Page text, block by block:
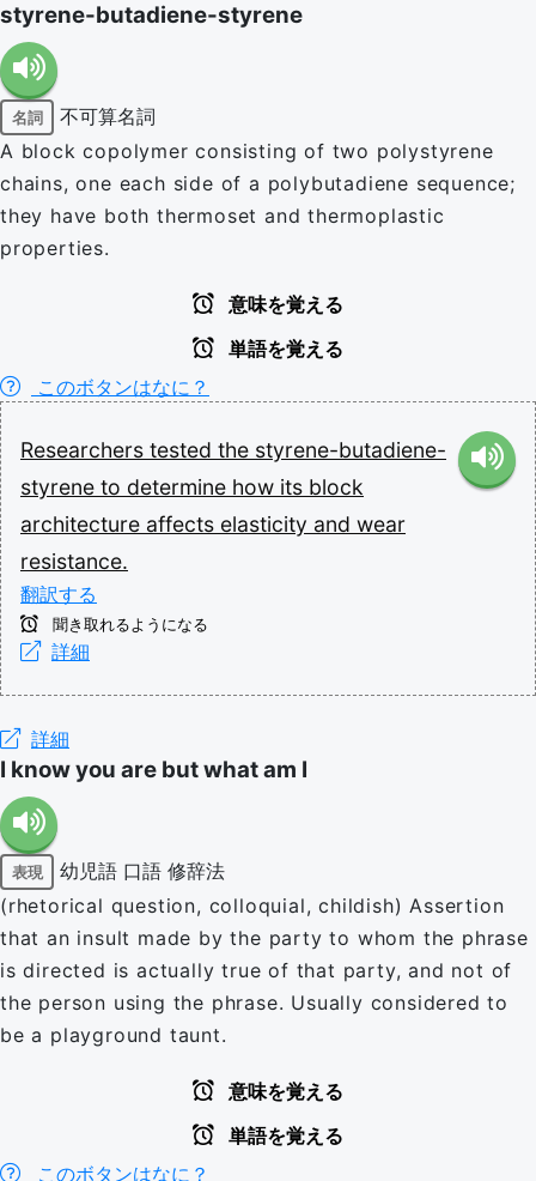
styrene-butadiene-styrene
名詞
不可算名詞
A block copolymer consisting of two polystyrene
chains, one each side of a polybutadiene sequence;
they have both thermoset and thermoplastic
properties.
意味を覚える
単語を覚える
このボタンはなに？
Researchers tested the styrene-butadiene-
styrene to determine how its block
architecture affects elasticity and wear
resistance.
翻訳する
聞き取れるようになる
詳細
詳細
I know you are but what am I
表現 幼児語 口語 修辞法
(rhetorical question, colloquial, childish) Assertion
that an insult made by the party to whom the phrase
is directed is actually true of that party, and not of
the person using the phrase. Usually considered to
be a playground taunt.
意味を覚える
単語を覚える
このボタンはなに？